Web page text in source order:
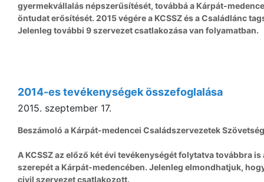
gyermekvállalás népszerűsítését, továbbá a Kárpát-
öntudat erősítését. 2015 végére a KCSSZ és a Családlánc
Jelenleg további 9 szervezet csatlakozása van folyamatban.
2014-es tevékenységek összefoglalása
2015. szeptember 17.
Beszámoló a Kárpát-medencei Családszervezetek
A KCSSZ az előző két évi tevékenységét folytatva továbbra
szerepét a Kárpát-medencében. Jelenleg elmondhatjuk,
civil szervezet csatlakozott.